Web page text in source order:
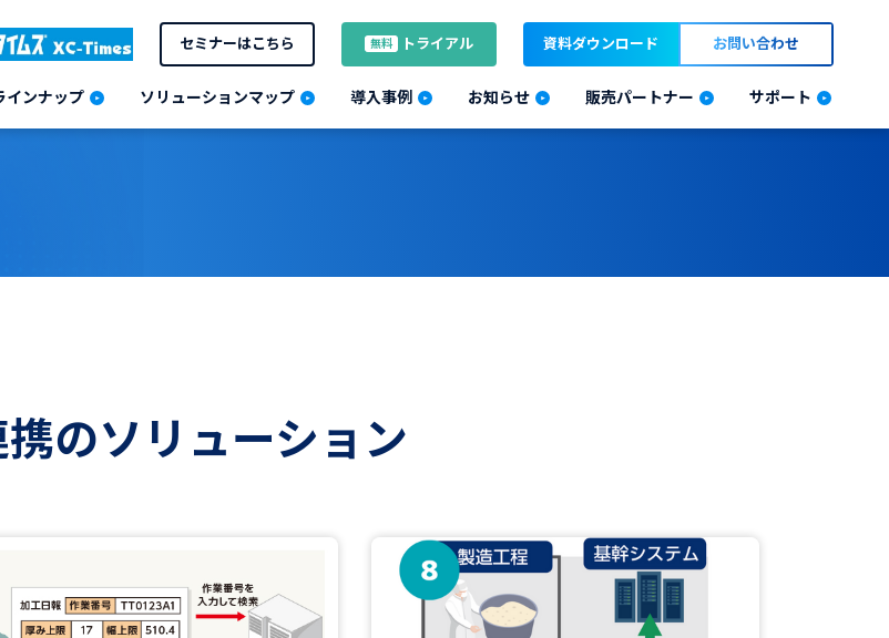
セミナーはこちら 無料 トライアル 資料ダウンロード お問い合わせ
インナップ ソリューションマップ 導入事例 お知らせ 販売パートナー サポート
携のソリューション